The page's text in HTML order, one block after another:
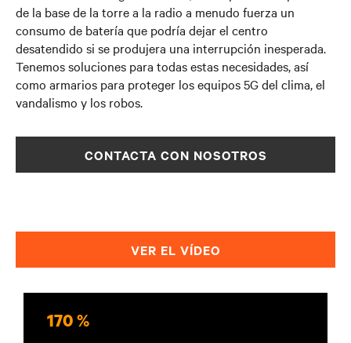
de la base de la torre a la radio a menudo fuerza un
consumo de batería que podría dejar el centro
desatendido si se produjera una interrupción inesperada.
Tenemos soluciones para todas estas necesidades, así
como armarios para proteger los equipos 5G del clima, el
vandalismo y los robos.
CONTACTA CON NOSOTROS
VER EL VÍDEO
170 %